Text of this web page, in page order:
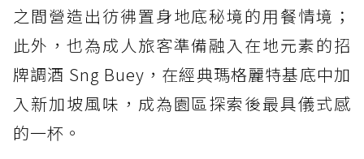
之間營造出彷彿置身地底秘境的用餐情境；
此外，也為成人旅客準備融入在地元素的招
牌調酒 Sng Buey，在經典瑪格麗特基底中加
入新加坡風味，成為園區探索後最具儀式感
的一杯。